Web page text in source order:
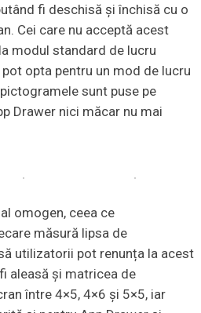
fi deschisă și închisă cu o
Cei care nu acceptă acest
modul standard de lucru
opta pentru un mod de lucru
sunt puse pe
Drawer nici măcar nu mai
omogen, ceea ce
măsură lipsa de
utilizatorii pot renunța la acest
aleasă și matricea de
între 4×5, 4×6 și 5×5, iar